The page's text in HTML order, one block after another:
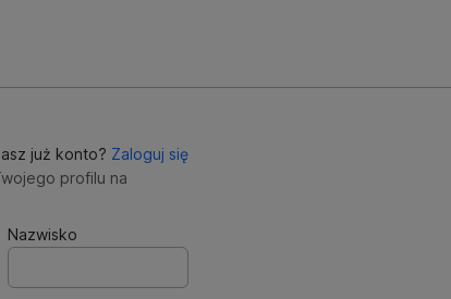
już konto? Zaloguj się
profilu na
Nazwisko